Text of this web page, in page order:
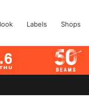
Labels Shops